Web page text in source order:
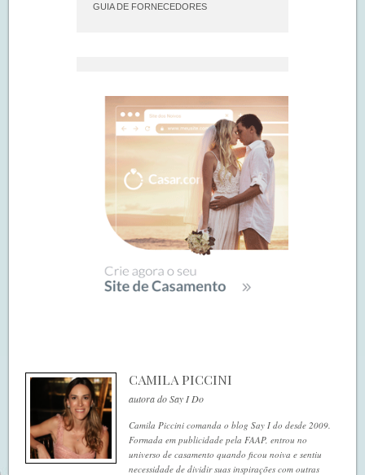
GUIA DE FORNECEDORES
CAMILA PICCINI
autora do Say I Do
Camila Piccini comanda o blog Say I do desde 2009.
Formada em publicidade pela FAAP, entrou no
universo de casamento quando ficou noiva e sentiu
necessidade de dividir suas inspirações com outras